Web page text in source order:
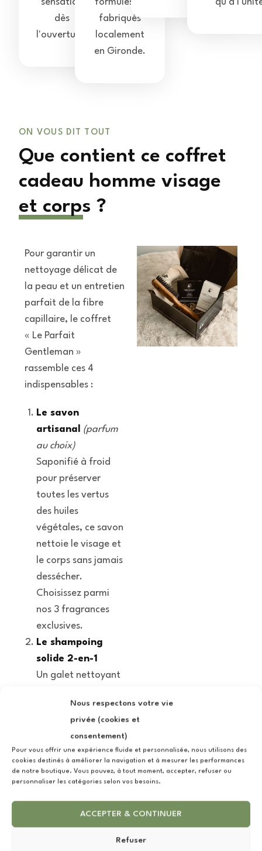
Nous respectons votre vie
privée (cookies et
consentement)
Pour vous offrir une expérience fluide et personnalisée, nous utilisons des
cookies destinés à améliorer la navigation et à mesurer les performances
de notre boutique. Vous pouvez, à tout moment, accepter, refuser ou
personnaliser les catégories selon vos besoins.
ACCEPTER & CONTINUER
Refuser
dès
l'ouverture.
fabriqués
localement
en Gironde.
ON VOUS DIT TOUT
Que contient ce coffret
cadeau homme visage
et corps ?
Pour garantir un
nettoyage délicat de
la peau et un entretien
parfait de la fibre
capillaire, le coffret
« Le Parfait
Gentleman »
rassemble ces 4
indispensables :
Le savon
artisanal
(parfum
au choix)
Saponifié à froid
pour préserver
toutes les vertus
des huiles
végétales, ce savon
nettoie le visage et
le corps sans jamais
dessécher.
Choisissez parmi
nos 3 fragrances
exclusives.
Le shampoing
solide 2-en-1
Un galet nettoyant
nomade qui prend
soin à la fois du cuir
chevelu et des poils
de barbe avec sa
mousse riche et